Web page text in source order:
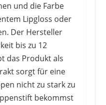
und die Farbe
Lipgloss oder
Der Hersteller
bis zu 12
das Produkt als
sorgt für eine
nicht zu stark zu
bekommst